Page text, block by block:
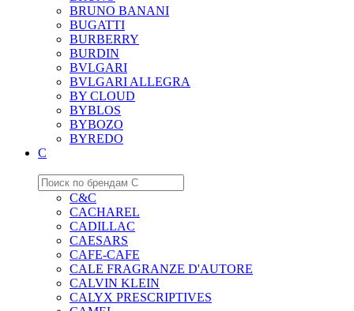
BRUNO BANANI
BUGATTI
BURBERRY
BURDIN
BVLGARI
BVLGARI ALLEGRA
BY CLOUD
BYBLOS
BYBOZO
BYREDO
C
C&C
CACHAREL
CADILLAC
CAESARS
CAFE-CAFE
CALE FRAGRANZE D'AUTORE
CALVIN KLEIN
CALYX PRESCRIPTIVES